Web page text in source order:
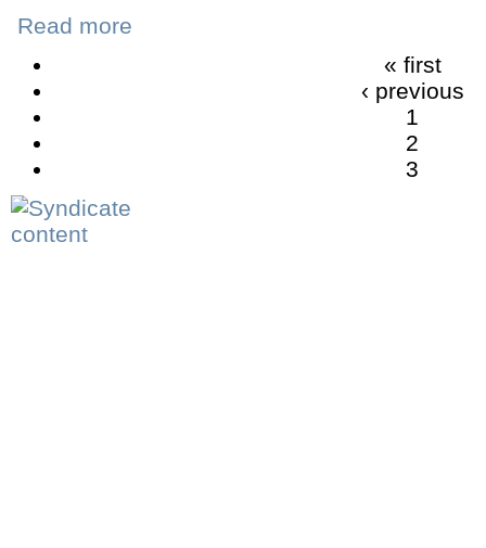
Read more
« first
‹ previous
1
2
3